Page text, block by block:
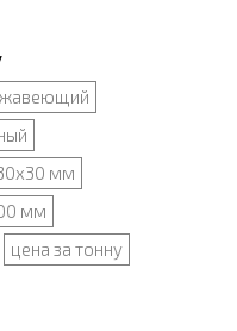
мм
мм
цена за тонну